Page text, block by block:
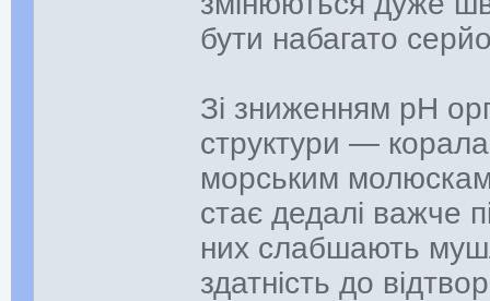
бути набагато
Зі зниженням pH
структури —
морським
стає дедалі важче
них слабшають
здатність до